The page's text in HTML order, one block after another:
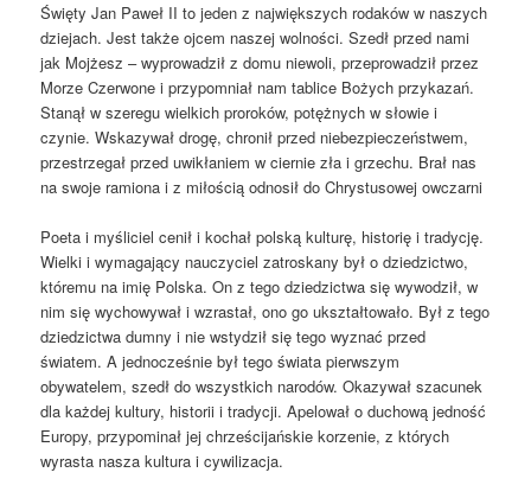
Święty Jan Paweł II to jeden z największych rodaków w naszych
dziejach. Jest także ojcem naszej wolności. Szedł przed nami
jak Mojżesz – wyprowadził z domu niewoli, przeprowadził przez
Morze Czerwone i przypomniał nam tablice Bożych przykazań.
Stanął w szeregu wielkich proroków, potężnych w słowie i
czynie. Wskazywał drogę, chronił przed niebezpieczeństwem,
przestrzegał przed uwikłaniem w ciernie zła i grzechu. Brał nas
na swoje ramiona i z miłością odnosił do Chrystusowej owczarni
Poeta i myśliciel cenił i kochał polską kulturę, historię i tradycję.
Wielki i wymagający nauczyciel zatroskany był o dziedzictwo,
któremu na imię Polska. On z tego dziedzictwa się wywodził, w
nim się wychowywał i wzrastał, ono go ukształtowało. Był z tego
dziedzictwa dumny i nie wstydził się tego wyznać przed
światem. A jednocześnie był tego świata pierwszym
obywatelem, szedł do wszystkich narodów. Okazywał szacunek
dla każdej kultury, historii i tradycji. Apelował o duchową jedność
Europy, przypominał jej chrześcijańskie korzenie, z których
wyrasta nasza kultura i cywilizacja.